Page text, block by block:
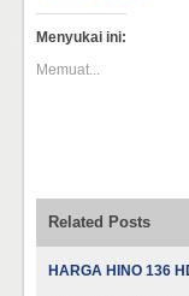
pada
Twitter(Membuka
di
yang
Menyukai ini:
Memuat...
Related Posts
HARGA HINO 136